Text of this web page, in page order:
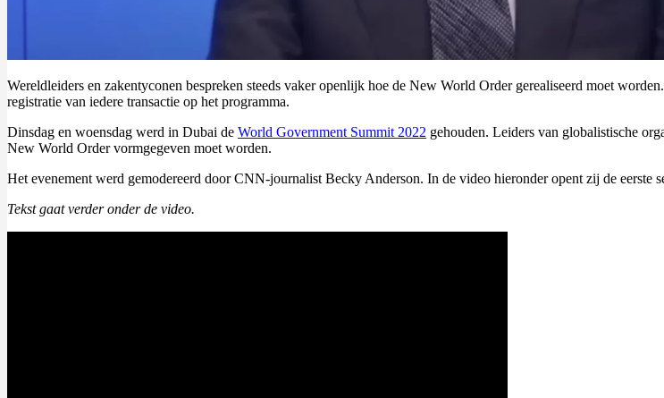
Wereldleiders en zakentyconen bespreken steeds vaker openlijk hoe de New World Order gerealiseerd moet
registratie van iedere transactie op het programma.
Dinsdag en woensdag werd in Dubai de World Government Summit 2022 gehouden. Leiders van globalistische
New World Order vormgegeven moet worden.
Het evenement werd gemodereerd door CNN-journalist Becky Anderson. In de video hieronder opent zij de eerste
Tekst gaat verder onder de video.